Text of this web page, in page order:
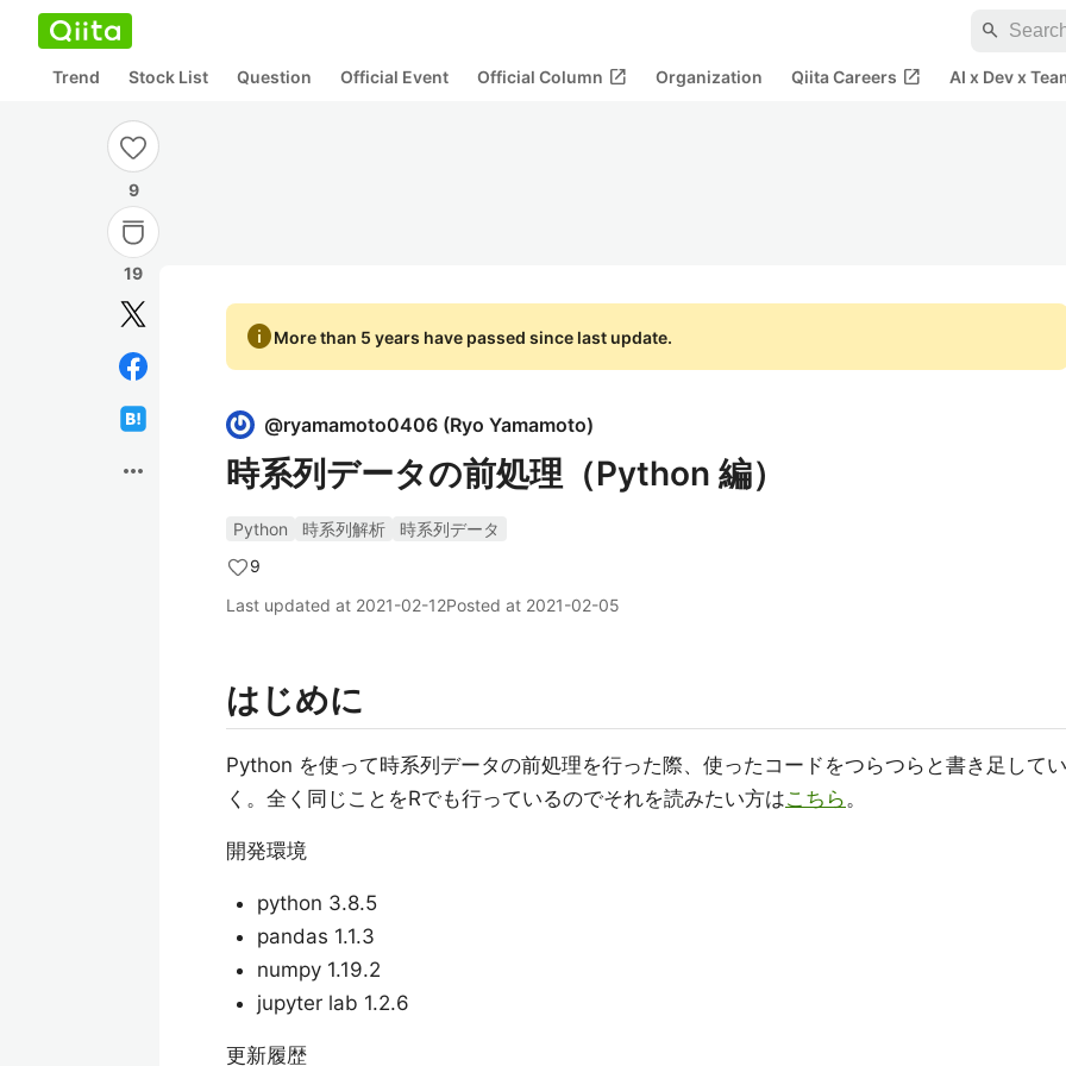
search
Trend Stock List Question Official Event Official Column open_in_new Organization Qiita Careers open_in_new AI x Dev x
9
19
more_horiz
infoMore than 5 years have passed since last update.
@ryamamoto0406 (Ryo Yamamoto)
時系列データの前処理（Python 編）
Python 時系列解析
時系列データ
9
Last updated at 2021-02-12Posted at 2021-02-05
はじめに
Python を使って時系列データの前処理を行った際、使ったコードをつらつらと書き足してい
く。全く同じことをRでも行っているのでそれを読みたい方はこちら。
開発環境
python 3.8.5
pandas 1.1.3
numpy 1.19.2
jupyter lab 1.2.6
更新履歴